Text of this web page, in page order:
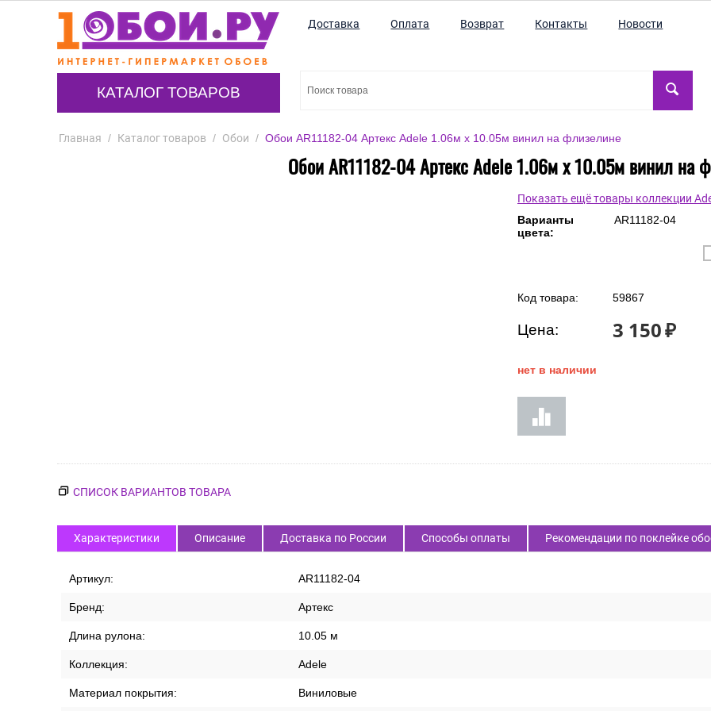
КАТАЛОГ ТОВАРОВ
Доставка Оплата Возврат Контакты Новости
Главная / Каталог товаров / Обои / Обои AR11182-04 Артекс Adele 1.06м x 10.05м винил на флизелине
Обои AR11182-04 Артекс Adele 1.06м x 10.05м винил на
Показать ещё товары коллекции
Варианты
цвета:
AR11182-04
Цена:
СПИСОК ВАРИАНТОВ ТОВАРА
Артикул: AR11182-04
Бренд: Артекс